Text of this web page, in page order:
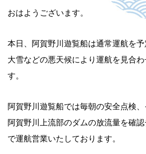
おはようございます。
本日、阿賀野川遊覧船は通常運航を予
大雪などの悪天候により運航を見合
す。
阿賀野川遊覧船では毎朝の安全点検、
阿賀野川上流部のダムの放流量を確
で運航営業いたしております。